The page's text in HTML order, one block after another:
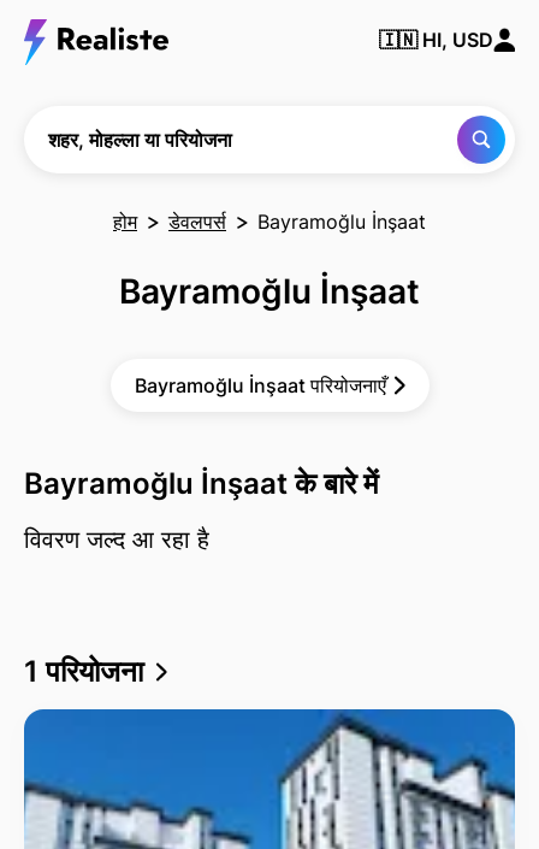
🇮🇳 HI, USD
शहर, मोहल्ला या परियोजना
होम डेवलपर्स Bayramoğlu İnşaat
Bayramoğlu İnşaat
Bayramoğlu İnşaat परियोजनाएँ
Bayramoğlu İnşaat के बारे में
विवरण जल्द आ रहा है
1 परियोजना